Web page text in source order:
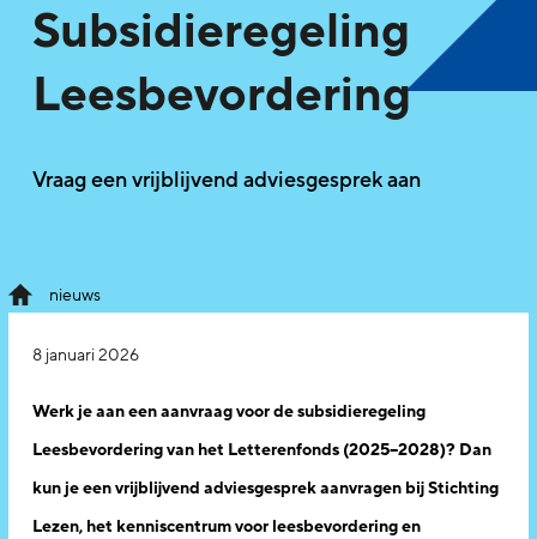
Subsidieregeling
Leesbevordering
Vraag een vrijblijvend adviesgesprek aan
nieuws
8 januari 2026
Werk je aan een aanvraag voor de subsidieregeling
Leesbevordering van het Letterenfonds (2025–2028)? Dan
kun je een vrijblijvend adviesgesprek aanvragen bij Stichting
Lezen, het kenniscentrum voor leesbevordering en